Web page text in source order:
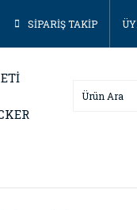
SİPARİŞ TAKİP